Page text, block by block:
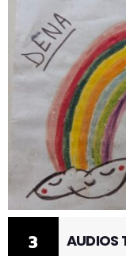
3 AUDIOS